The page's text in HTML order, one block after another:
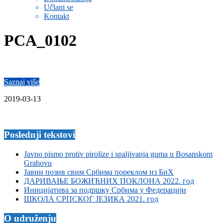
Učlani se
Kontakt
PCA_0102
Saznaj više
2019-03-13
Poslednji tekstovi
Javno pismo protiv pirolize i spaljivanja guma u Bosanskom
Grahovu
Јавни позив свим Србима пореклом из БиХ
ДАРИВАЊЕ БОЖИЋНИХ ПОКЛОНА 2022. год
Иницијатива за подршку Србима у Федерацији
ШКОЛА СРПСКОГ ЈЕЗИКА 2021. год
O udruženju